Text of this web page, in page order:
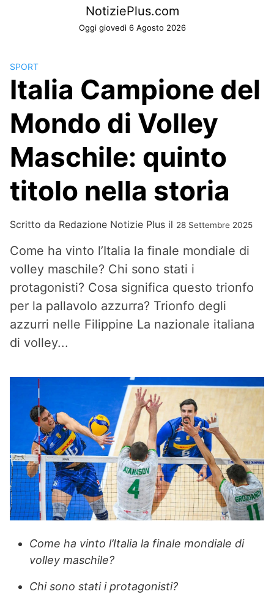
NotiziePlus.com
Oggi giovedì 6 Agosto 2026
SPORT
Italia Campione del
Mondo di Volley
Maschile: quinto
titolo nella storia
Scritto da Redazione Notizie Plus il 28 Settembre 2025
Come ha vinto l’Italia la finale mondiale di
volley maschile? Chi sono stati i
protagonisti? Cosa significa questo trionfo
per la pallavolo azzurra? Trionfo degli
azzurri nelle Filippine La nazionale italiana
di volley...
Come ha vinto l’Italia la finale mondiale di
volley maschile?
Chi sono stati i protagonisti?